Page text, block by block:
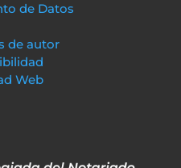
de Datos
de autor
Web